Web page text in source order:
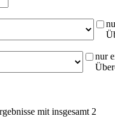
nur
mit insgesamt 2